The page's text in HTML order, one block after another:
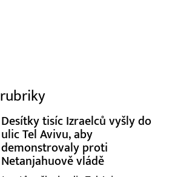
Desítky tisíc Izraelců vyšly do
ulic Tel Avivu, aby
demonstrovaly proti
Netanjahuově vládě